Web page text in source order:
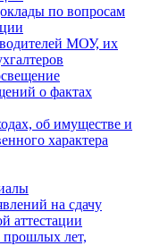
по вопросам
МОУ, их
о фактах
об имуществе и
характера
на сдачу
аттестации
лет,